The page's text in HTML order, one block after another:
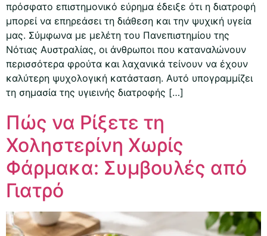
πρόσφατο επιστημονικό εύρημα έδειξε ότι η διατροφή
μπορεί να επηρεάσει τη διάθεση και την ψυχική υγεία
μας. Σύμφωνα με μελέτη του Πανεπιστημίου της
Νότιας Αυστραλίας, οι άνθρωποι που καταναλώνουν
περισσότερα φρούτα και λαχανικά τείνουν να έχουν
καλύτερη ψυχολογική κατάσταση. Αυτό υπογραμμίζει
τη σημασία της υγιεινής διατροφής […]
Πώς να Ρίξετε τη
Χοληστερίνη Χωρίς
Φάρμακα: Συμβουλές από
Γιατρό